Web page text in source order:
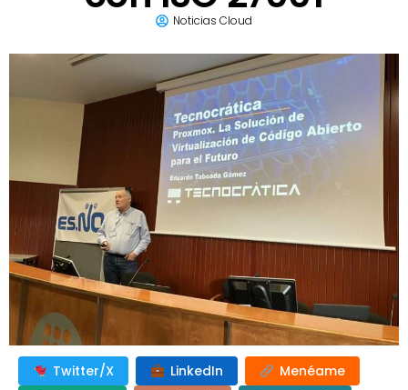
Noticias Cloud
Twitter/X LinkedIn
Menéame